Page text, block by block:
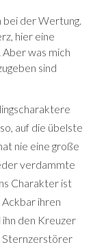
bei der Wertung.
hier eine
was mich
sind
auf die übelste
nie eine große
verdammte
Charakter ist
ihren
ihn den Kreuzer
Sternzerstörer